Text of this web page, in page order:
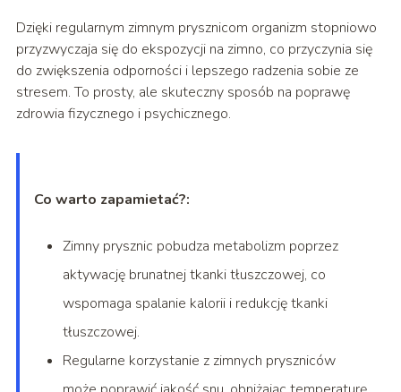
Dzięki regularnym zimnym prysznicom organizm stopniowo
przyzwyczaja się do ekspozycji na zimno, co przyczynia się
do zwiększenia odporności i lepszego radzenia sobie ze
stresem. To prosty, ale skuteczny sposób na poprawę
zdrowia fizycznego i psychicznego.
Co warto zapamietać?:
Zimny prysznic pobudza metabolizm poprzez
aktywację brunatnej tkanki tłuszczowej, co
wspomaga spalanie kalorii i redukcję tkanki
tłuszczowej.
Regularne korzystanie z zimnych pryszniców